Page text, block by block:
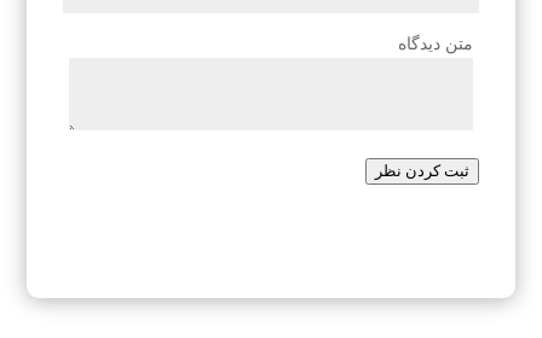
متن دیدگاه
ثبت کردن نظر